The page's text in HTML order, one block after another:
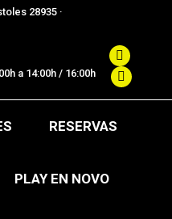
28935 ·
a 14:00h / 16:00h
Facebook
page
RESERVAS
PLAY EN NOVO